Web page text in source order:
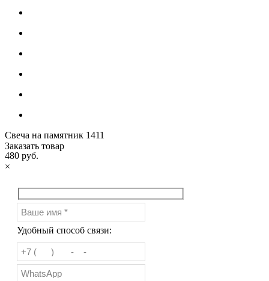
Свеча на памятник 1411
480 руб.
Заказать товар
×
Удобный способ связи: